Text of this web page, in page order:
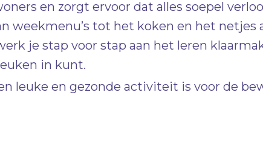
en zorgt ervoor dat alles soepel
weekmenu’s tot het koken en het netjes
je stap voor stap aan het leren
in kunt.
leuke en gezonde activiteit is voor de